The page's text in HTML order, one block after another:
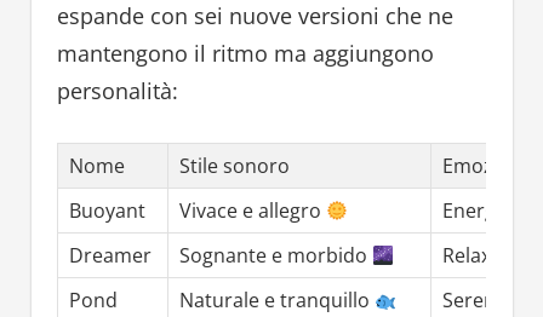
espande con sei nuove versioni che ne
mantengono il ritmo ma aggiungono
personalità:
Nome Stile sonoro
Emozione
Buoyant
Vivace e allegro
Energia
Dreamer
Sognante e morbido
Relax e
Pond
Naturale e tranquillo
Serenità